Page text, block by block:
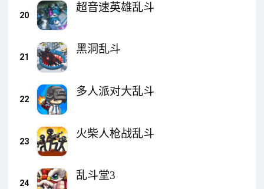
20
超音速英雄乱斗
21
黑洞乱斗
22
多人派对大乱斗
23
火柴人枪战乱斗
24
乱斗堂3